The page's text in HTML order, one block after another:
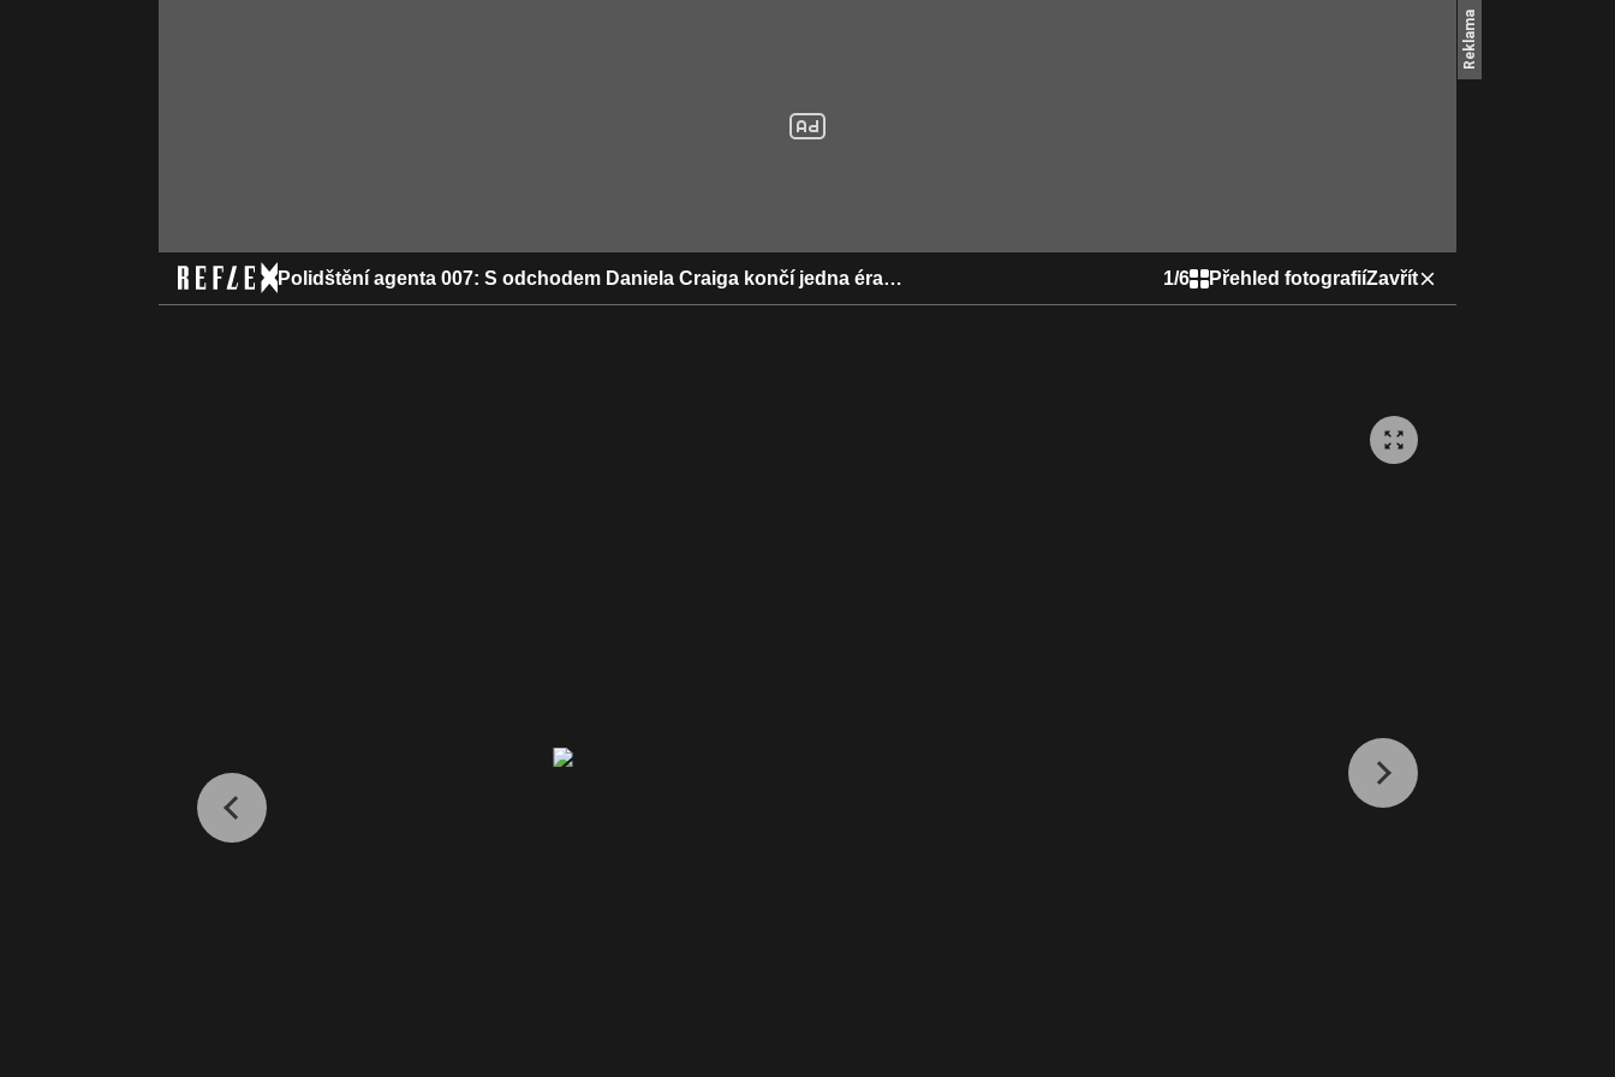
Polidštění agenta 007: S odchodem Daniela Craiga končí jedna éra… 1/6 Přehled fotografiíZavřít